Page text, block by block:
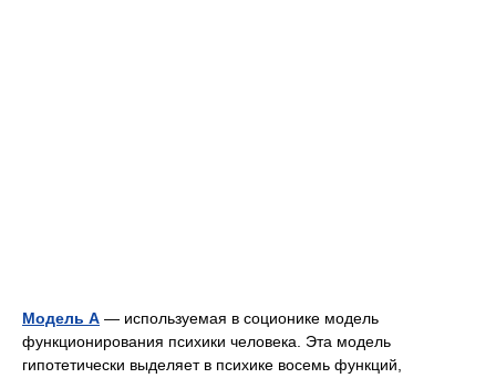
Модель А — используемая в соционике модель
функционирования психики человека. Эта модель
гипотетически выделяет в психике восемь функций,